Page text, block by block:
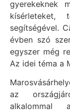
gyerekeknek
kísérleteket,
segítségével.
évben szó
egyszer még
Az idei téma a
az
alkalommal